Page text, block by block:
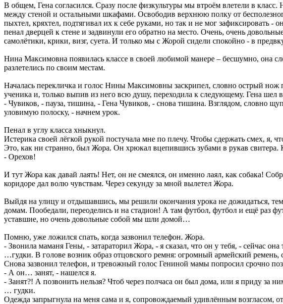
В общем, Гена согласился. Сразу после физкультуры мы втроём влетели в
между стеной и остальными шкафами. Освободив верхнюю полку от
пыхтел, кряхтел, подтягивал их к себе руками, но так и не мог зафиксировать
пенал дверцей к стене и задвинули его обратно на место. Очень, очень
самолётики, крики, визг, суета. И только мы с Жорой сидели спокойно - в
Нина Максимовна появилась классе в своей любимой манере – бесшумно, она
разлетелись по своим местам.
Началась перекличка и голос Нины Максимовны заскрипел, словно острый нож
ученика и, только выпив из него всю душу, переходила к следующему. Гена шел
- Чувиков, - пауза, тишина, - Гена Чувиков, - снова тишина. Взглядом, словно
уловимую полоску, - начнем урок.
Пенал в углу класса хныкнул.
Истерика своей лёгкой рукой постучала мне по плечу. Чтобы сдержать смех, я,
Это, как ни странно, был Жора. Он хрюкал вцепившись зубами в рукав
- Орехов!
И тут Жора как давай лаять! Нет, он не смеялся, он именно лаял, как собака!
коридоре дал волю чувствам. Через секунду за мной вылетел Жора.
Выйдя на улицу и отдышавшись, мы решили окончания урока не дожидаться,
домам. Пообедали, переоделись и на стадион! А там футбол, футбол и ещё раз
уставшие, но очень довольные собой мы шли домой…
Помню, уже ложился спать, когда зазвонил телефон. Жора.
- Звонила маманя Гены, - затараторил Жора, - я сказал, что он у тебя, - сейчас
…гудки. В голове возник образ отцовского ремня: огромный армейский ремень,
Снова зазвонил телефон, и тревожный голос Гениной мамы попросил срочно
- А он… занят, - нашелся я.
- Занят?! А позвонить нельзя? Чтоб через полчаса он был дома, или я приду за
… гудки.
Одежда запрыгнула на меня сама и я, сопровождаемый удивлённым возгласом,